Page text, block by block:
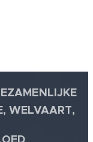
WELVAART,